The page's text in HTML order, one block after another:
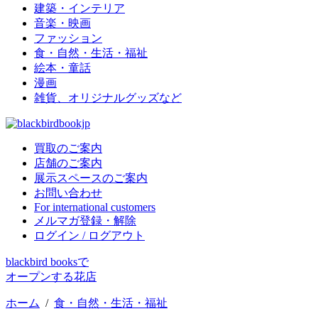
建築・インテリア
音楽・映画
ファッション
食・自然・生活・福祉
絵本・童話
漫画
雑貨、オリジナルグッズなど
買取のご案内
店舗のご案内
展示スペースのご案内
お問い合わせ
For international customers
メルマガ登録・解除
ログイン / ログアウト
blackbird booksで
オープンする花店
ホーム / 食・自然・生活・福祉